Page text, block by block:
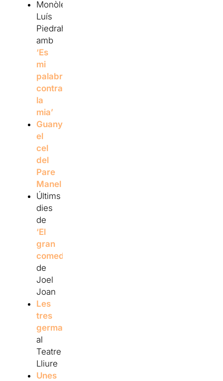
Monòleg:
Luís
Piedrahita
amb
‘Es
mi
palabra
contra
la
mia’
Guanya’t
el
cel
del
Pare
Manel
Últims
dies
de
‘El
gran
comediant’
de
Joel
Joan
Les
tres
germanes
al
Teatre
Lliure
Unes